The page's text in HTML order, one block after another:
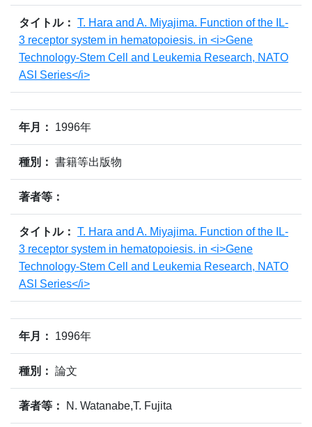
タイトル： T. Hara and A. Miyajima. Function of the IL-
3 receptor system in hematopoiesis. in <i>Gene
Technology-Stem Cell and Leukemia Research, NATO
ASI Series</i>
年月： 1996年
種別： 書籍等出版物
著者等：
タイトル： T. Hara and A. Miyajima. Function of the IL-
3 receptor system in hematopoiesis. in <i>Gene
Technology-Stem Cell and Leukemia Research, NATO
ASI Series</i>
年月： 1996年
種別： 論文
著者等： N. Watanabe,T. Fujita